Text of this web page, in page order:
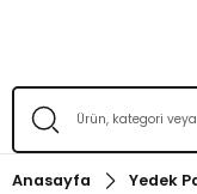
Anasayfa Yedek